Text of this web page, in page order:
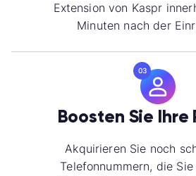
Extension von Kaspr
Minuten nach der
03
Boosten Sie Ihre
Akquirieren Sie noch
Telefonnummern, die